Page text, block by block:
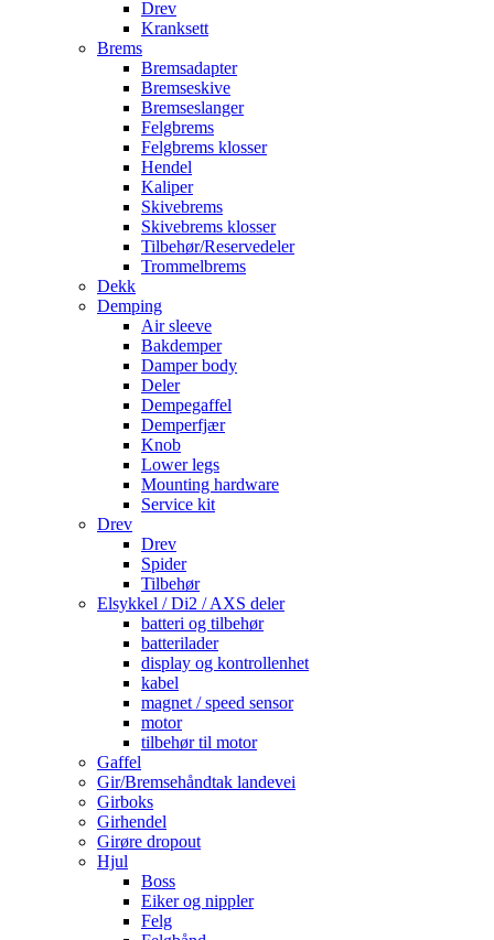
Drev
Kranksett
Brems
Bremsadapter
Bremseskive
Bremseslanger
Felgbrems
Felgbrems klosser
Hendel
Kaliper
Skivebrems
Skivebrems klosser
Tilbehør/Reservedeler
Trommelbrems
Dekk
Demping
Air sleeve
Bakdemper
Damper body
Deler
Dempegaffel
Demperfjær
Knob
Lower legs
Mounting hardware
Service kit
Drev
Drev
Spider
Tilbehør
Elsykkel / Di2 / AXS deler
batteri og tilbehør
batterilader
display og kontrollenhet
kabel
magnet / speed sensor
motor
tilbehør til motor
Gaffel
Gir/Bremsehåndtak landevei
Girboks
Girhendel
Girøre dropout
Hjul
Boss
Eiker og nippler
Felg